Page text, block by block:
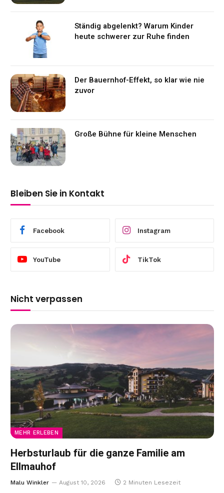
Ständig abgelenkt? Warum Kinder
heute schwerer zur Ruhe finden
Der Bauernhof-Effekt, so klar wie nie
zuvor
Große Bühne für kleine Menschen
Bleiben Sie in Kontakt
Facebook Instagram
YouTube TikTok
Nicht verpassen
MEHR ERLEBEN
Herbsturlaub für die ganze Familie am
Ellmauhof
Malu Winkler August 10, 2026 2 Minuten Lesezeit